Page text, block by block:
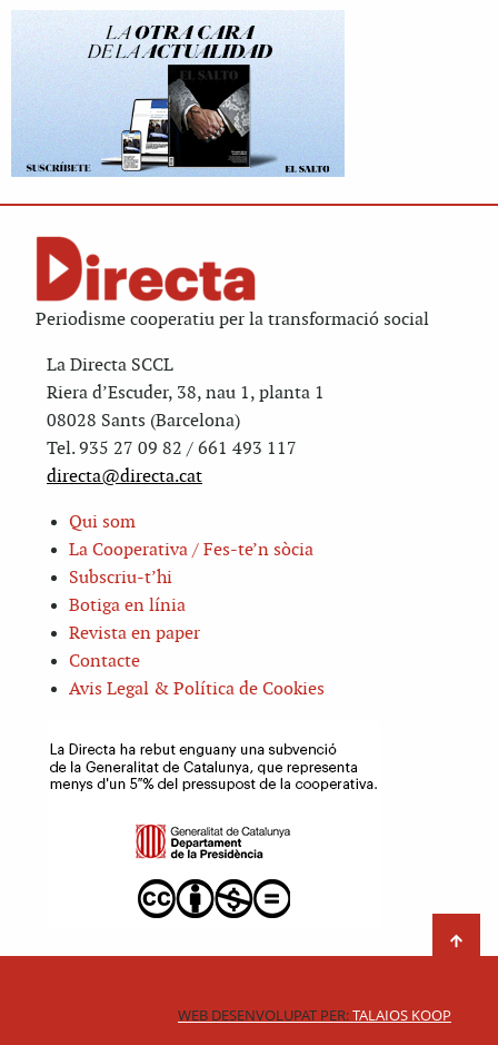
Periodisme cooperatiu per la transformació social
La Directa SCCL
Riera d’Escuder, 38, nau 1, planta 1
08028 Sants (Barcelona)
Tel. 935 27 09 82 / 661 493 117
directa@directa.cat
Qui som
La Cooperativa / Fes-te’n sòcia
Subscriu-t’hi
Botiga en línia
Revista en paper
Contacte
Avis Legal & Política de Cookies
WEB DESENVOLUPAT PER:TALAIOS KOOP